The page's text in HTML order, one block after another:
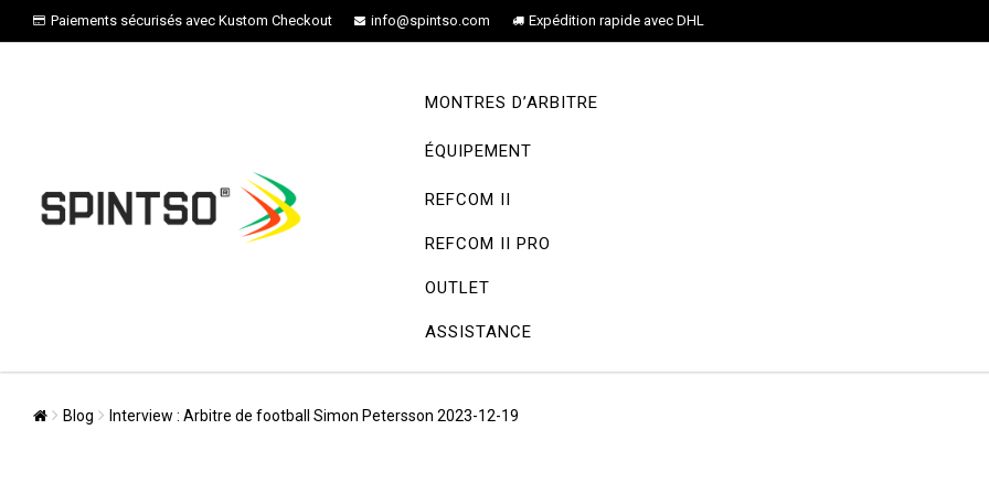
Paiements sécurisés avec Kustom Checkout info@spintso.com Expédition rapide avec DHL
MONTRES D’ARBITRE
ÉQUIPEMENT
REFCOM II
REFCOM II PRO
OUTLET
ASSISTANCE
Blog Interview : Arbitre de football Simon Petersson 2023-12-19